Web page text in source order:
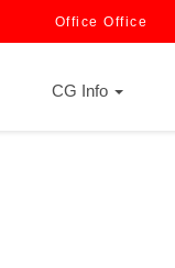
Office Office
CG Info